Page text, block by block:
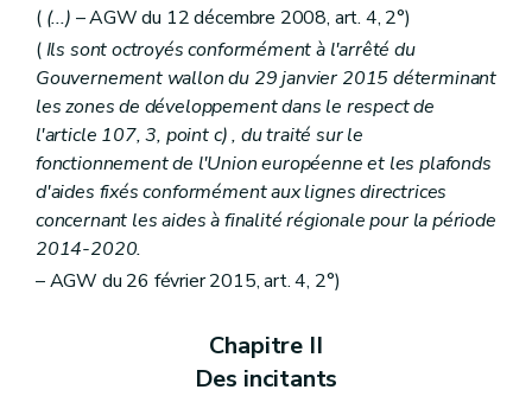
( (...) – AGW du 12 décembre 2008, art. 4, 2°)
(Ils sont octroyés conformément à l'arrêté du
Gouvernement wallon du 29 janvier 2015 déterminant
les zones de développement dans le respect de
l'article 107, 3, pointc), du traité sur le
fonctionnement de l'Union européenne et les plafonds
d'aides fixés conformément aux lignes directrices
concernant les aides à finalité régionale pour la période
2014-2020.
– AGW du 26 février 2015, art. 4, 2°)
Chapitre II
Des incitants